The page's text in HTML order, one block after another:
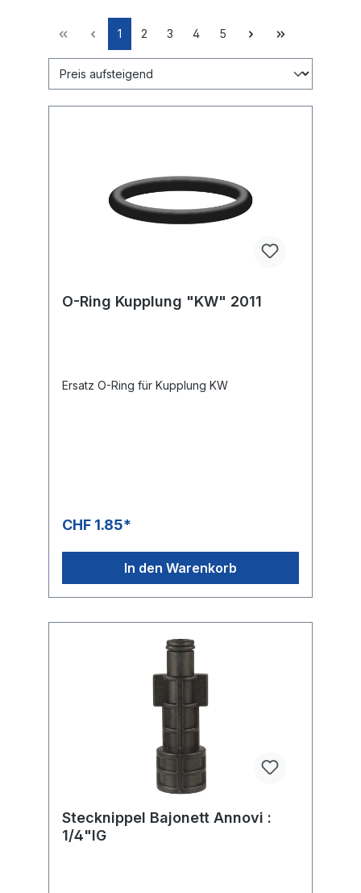
1 2 3 4 5
O-Ring Kupplung "KW" 2011
Ersatz O-Ring für Kupplung KW
CHF 1.85*
In den Warenkorb
Stecknippel Bajonett Annovi :
1/4"IG